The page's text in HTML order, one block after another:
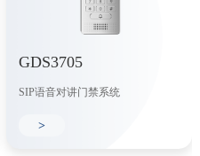
GDS3705
SIP语音对讲门禁系统
>